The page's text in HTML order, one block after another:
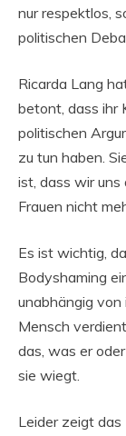
nur respektlos,
politischen
Ricarda Lang
betont, dass ihr
politischen
zu tun haben.
ist, dass wir
Frauen nicht
Es ist wichtig,
Bodyshaming
unabhängig von
Mensch
das, was er
sie wiegt.
Leider zeigt das